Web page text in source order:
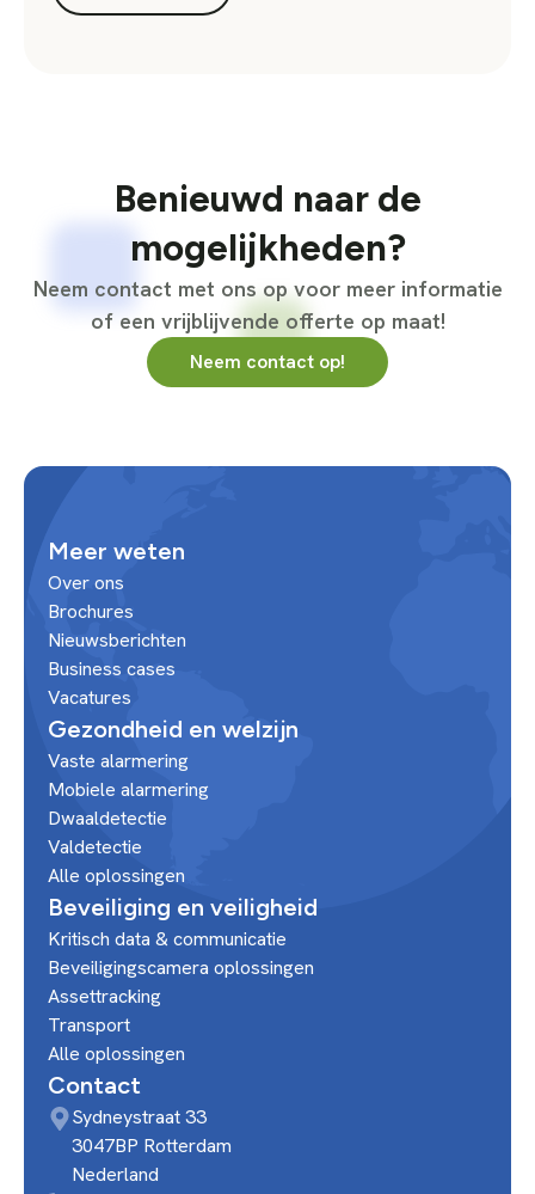
Benieuwd naar de
mogelijkheden?
Neem contact met ons op voor meer informatie
of een vrijblijvende offerte op maat!
Neem contact op!
Meer weten
Over ons
Brochures
Nieuwsberichten
Business cases
Vacatures
Gezondheid en welzijn
Vaste alarmering
Mobiele alarmering
Dwaaldetectie
Valdetectie
Alle oplossingen
Beveiliging en veiligheid
Kritisch data & communicatie
Beveiligingscamera oplossingen
Assettracking
Transport
Alle oplossingen
Contact
Sydneystraat 33
3047BP Rotterdam
Nederland